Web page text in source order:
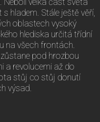
hladem. Stále ještě věří,
oblastech vysoký
hlediska určitá třídní
na všech frontách.
pod hrozbou
a revolucemi až do
stůj co stůj donutí
výsad.